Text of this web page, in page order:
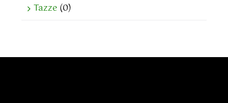
Tazze (0)